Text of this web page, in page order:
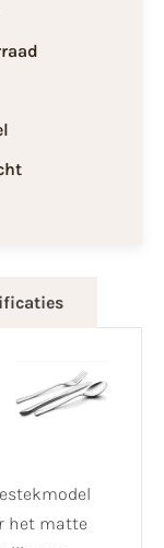
het matte